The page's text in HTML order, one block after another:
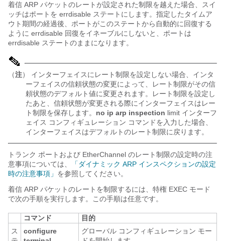
着信 ARP パケットのレートが設定された制限を越えた場合、スイ
ッチはポートを errdisable ステートにします。指定したタイムア
ウト期間の経過後、ポートがこのステートから自動的に回復する
ように errdisable 回復をイネーブルにしないと、ポートは
errdisable ステートのままになります。
（注） インターフェイスにレート制限を設定しない場合、インタ
ーフェイスの信頼状態の変更によって、レート制限がその信
頼状態のデフォルト値に変更されます。レート制限を設定し
たあと、信頼状態が変更される際にインターフェイスはレー
ト制限を保存します。 no ip arp inspection limit インターフ
ェイス コンフィギュレーション コマンドを入力した場合、
インターフェイスはデフォルトのレート制限に戻ります。
トランク ポートおよび EtherChannel のレート制限の設定時の注
意事項については、
「ダイナミック ARP インスペクションの設定
時の注意事項」 を参照してください。
着信 ARP パケットのレートを制限するには、特権 EXEC モード
で次の手順を実行します。この手順は任意です。
コマンド
目的
ス
configure
グローバル コンフィギュレーション モー